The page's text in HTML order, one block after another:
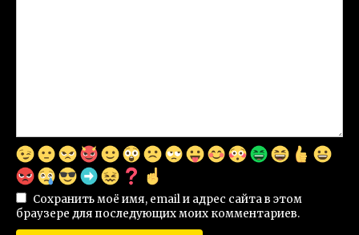
Сохранить моё имя, email и адрес сайта в этом
браузере для последующих моих комментариев.